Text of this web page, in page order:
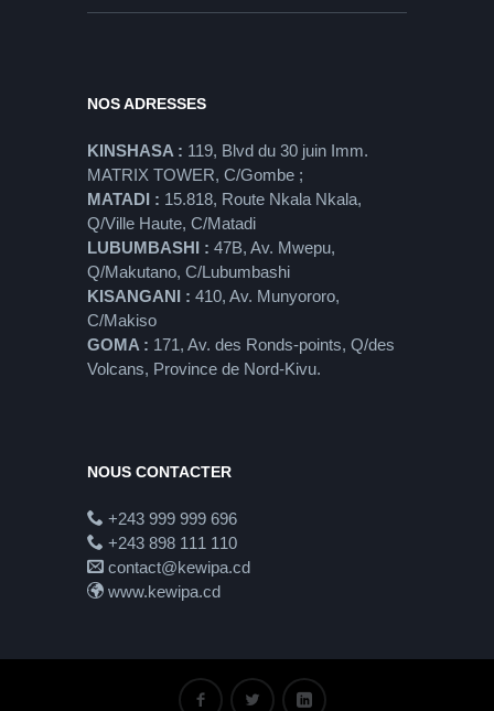
NOS ADRESSES
KINSHASA : 119, Blvd du 30 juin Imm.
MATRIX TOWER, C/Gombe ;
MATADI : 15.818, Route Nkala Nkala,
Q/Ville Haute, C/Matadi
LUBUMBASHI : 47B, Av. Mwepu,
Q/Makutano, C/Lubumbashi
KISANGANI : 410, Av. Munyororo,
C/Makiso
GOMA : 171, Av. des Ronds-points, Q/des
Volcans, Province de Nord-Kivu.
NOUS CONTACTER
+243 999 999 696
+243 898 111 110
contact@kewipa.cd
www.kewipa.cd